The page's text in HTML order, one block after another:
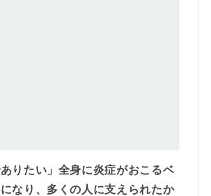
ありたい」全身に炎症がおこるベ
なり、多くの人に支えられたか